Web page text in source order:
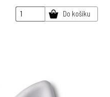
Do košíku